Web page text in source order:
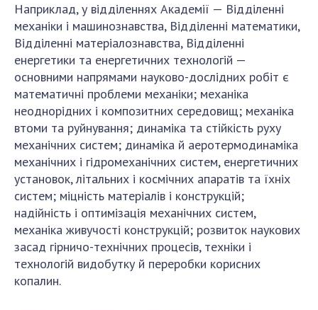
Наприклад, у відділеннях Академії — Відділенні
механіки і машинознавства, Відділенні математики,
Відділенні матеріалознавства, Відділенні
енергетики та енергетичних технологій —
основними напрямами науково-дослідних робіт є
математичні проблеми механіки; механіка
неоднорідних і композитних середовищ; механіка
втоми та руйнування; динаміка та стійкість руху
механічних систем; динаміка й аеротермодинаміка
механічних і гідромеханічних систем, енергетичних
установок, літальних і космічних апаратів та їхніх
систем; міцність матеріалів і конструкцій;
надійність і оптимізація механічних систем,
механіка живучості конструкцій; розвиток наукових
засад гірничо-технічних процесів, техніки і
технологій видобутку й переробки корисних
копалин.